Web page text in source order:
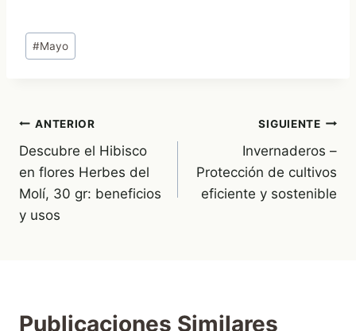
Etiquetas
de
#Mayo
Navegación
de
entradas
ANTERIOR
Descubre el Hibisco
en flores Herbes del
Molí, 30 gr: beneficios
y usos
SIGUIENTE
Invernaderos –
Protección de cultivos
eficiente y sostenible
Publicaciones Similares